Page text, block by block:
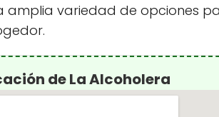
amplia variedad de opciones
de La Alcoholera